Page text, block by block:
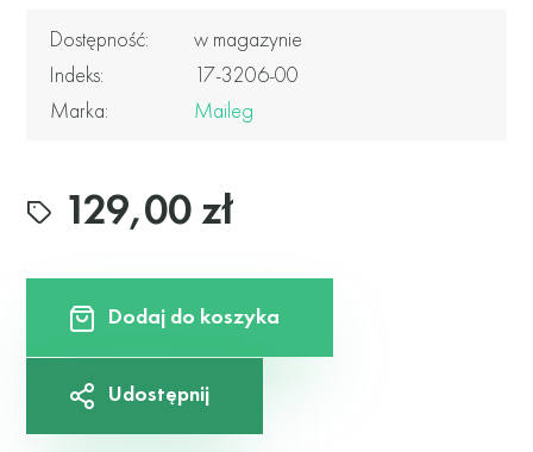
Dostępność:
w magazynie
Indeks:
17-3206-00
Marka:
Maileg
129,00 zł
Dodaj do koszyka
Udostępnij